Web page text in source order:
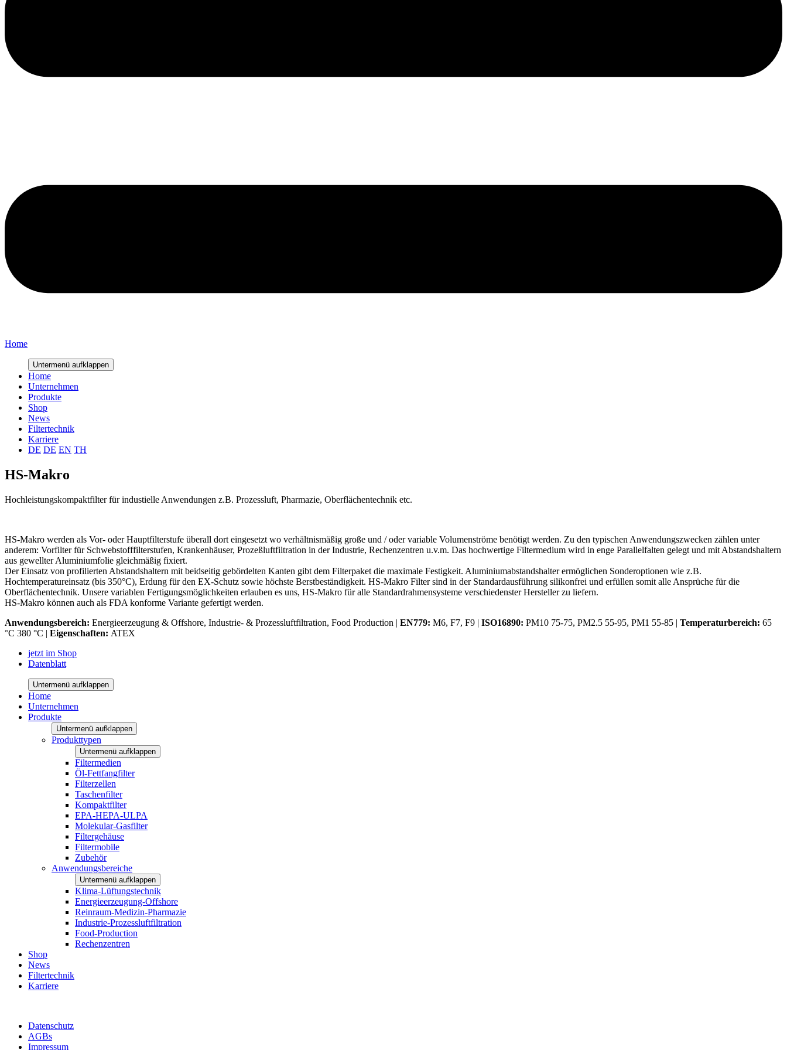
Home
Untermenü aufklappen
Home
Unternehmen
Produkte
Shop
News
Filtertechnik
Karriere
DE DE EN TH
HS-Makro
Hochleistungskompaktfilter für industielle Anwendungen z.B. Prozessluft, Pharmazie, Oberflächentechnik etc.
HS-Makro werden als Vor- oder Hauptfilterstufe überall dort eingesetzt wo verhältnismäßig große und / oder variable Volumenströme benötigt werden. Zu den typischen Anwendungszwecken zählen unter
anderem: Vorfilter für Schwebstofffilterstufen, Krankenhäuser, Prozeßluftfiltration in der Industrie, Rechenzentren u.v.m. Das hochwertige Filtermedium wird in enge Parallelfalten gelegt und mit Abstandshaltern
aus gewellter Aluminiumfolie gleichmäßig fixiert.
Der Einsatz von profilierten Abstandshaltern mit beidseitig gebördelten Kanten gibt dem Filterpaket die maximale Festigkeit. Aluminiumabstandshalter ermöglichen Sonderoptionen wie z.B.
Hochtemperatureinsatz (bis 350°C), Erdung für den EX-Schutz sowie höchste Berstbeständigkeit. HS-Makro Filter sind in der Standardausführung silikonfrei und erfüllen somit alle Ansprüche für die
Oberflächentechnik. Unsere variablen Fertigungsmöglichkeiten erlauben es uns, HS-Makro für alle Standardrahmensysteme verschiedenster Hersteller zu liefern.
HS-Makro können auch als FDA konforme Variante gefertigt werden.
Anwendungsbereich: Energieerzeugung & Offshore, Industrie- & Prozessluftfiltration, Food Production | EN779: M6, F7, F9 | ISO16890: PM10 75-75, PM2.5 55-95, PM1 55-85 | Temperaturbereich: 65
°C 380 °C | Eigenschaften: ATEX
jetzt im Shop
Datenblatt
Untermenü aufklappen
Home
Unternehmen
Produkte
Untermenü aufklappen
Produkttypen
Untermenü aufklappen
Filtermedien
Öl-Fettfangfilter
Filterzellen
Taschenfilter
Kompaktfilter
EPA-HEPA-ULPA
Molekular-Gasfilter
Filtergehäuse
Filtermobile
Zubehör
Anwendungsbereiche
Untermenü aufklappen
Klima-Lüftungstechnik
Energieerzeugung-Offshore
Reinraum-Medizin-Pharmazie
Industrie-Prozessluftfiltration
Food-Production
Rechenzentren
Shop
News
Filtertechnik
Karriere
Datenschutz
AGBs
Impressum